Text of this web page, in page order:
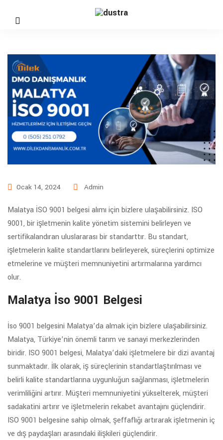
Ocak 14, 2024 Admin
Malatya İSO 9001 belgesi alımı için bizlere ulaşabilirsiniz. ISO
9001, bir işletmenin kalite yönetim sistemini belirleyen ve
sertifikalandıran uluslararası bir standarttır. Bu standart,
işletmelerin kalite standartlarını belirleyerek, süreçlerini optimize
etmelerine ve müşteri memnuniyetini artırmalarına yardımcı
olur.
Malatya İso 9001 Belgesi
İso 9001 belgesini Malatya’da almak için bizlere ulaşabilirsiniz.
Malatya, Türkiye’nin önemli tarım ve sanayi merkezlerinden
biridir. ISO 9001 belgesi, Malatya’daki işletmelere bir dizi avantaj
sunmaktadır. İlk olarak, iş süreçlerinin standartlaştırılması ve
belirli kalite standartlarına uygunluğun sağlanması, işletmelerin
verimliliğini artırır. Müşteri memnuniyetini yükselterek, müşteri
sadakatini artırır ve işletmelerin rekabet avantajını güçlendirir.
ISO 9001 belgesine sahip olmak, şeffaflığı artırarak işletmenin iç
ve dış paydaşları arasındaki ilişkileri güçlendirir.